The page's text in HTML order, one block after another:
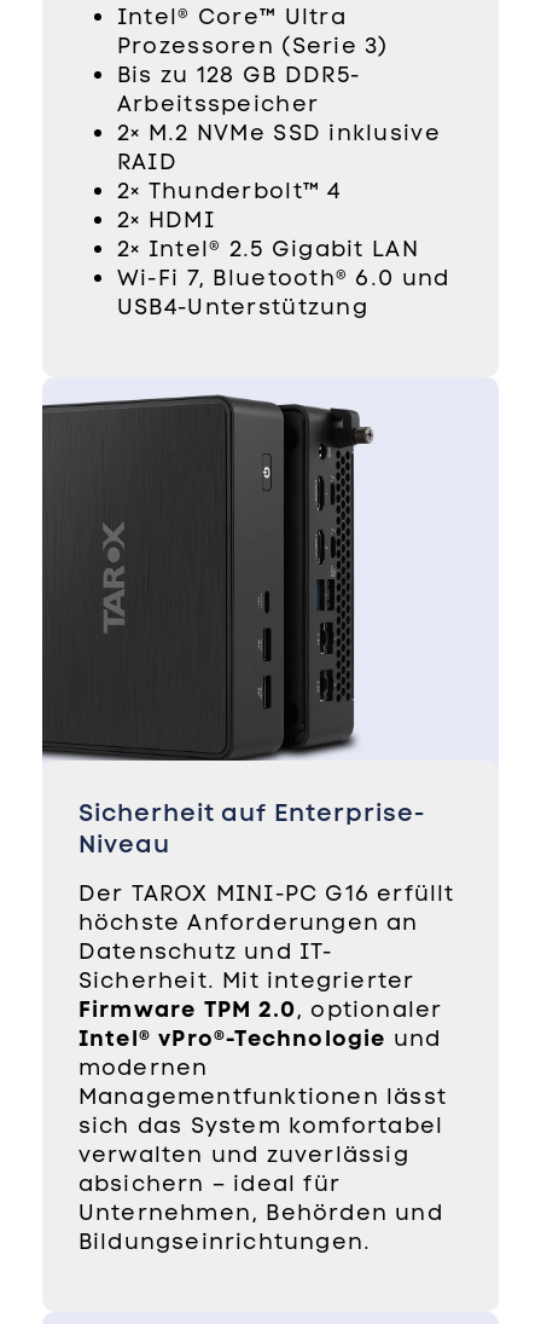
Intel® Core™ Ultra
Prozessoren (Serie 3)
Bis zu 128 GB DDR5-
Arbeitsspeicher
2× M.2 NVMe SSD inklusive
RAID
2× Thunderbolt™ 4
2× HDMI
2× Intel® 2.5 Gigabit LAN
Wi-Fi 7, Bluetooth® 6.0 und
USB4-Unterstützung
Sicherheit auf Enterprise-
Niveau
Der TAROX MINI-PC G16 erfüllt
höchste Anforderungen an
Datenschutz und IT-
Sicherheit. Mit integrierter
Firmware TPM 2.0, optionaler
Intel® vPro®-Technologie und
modernen
Managementfunktionen lässt
sich das System komfortabel
verwalten und zuverlässig
absichern – ideal für
Unternehmen, Behörden und
Bildungseinrichtungen.